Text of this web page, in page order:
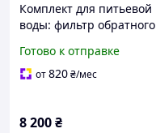
Комплект для питьевой
воды: фильтр обратного
смеситель VENTA с
подключением осмоса
Готово к отправке
от820₴/мес
8 200₴